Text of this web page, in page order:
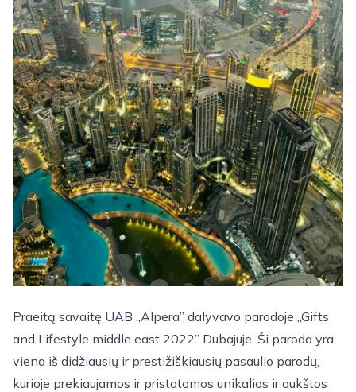
Praeitą savaitę UAB „Alpera” dalyvavo parodoje „Gifts
and Lifestyle middle east 2022” Dubajuje. Ši paroda yra
viena iš didžiausių ir prestižiškiausių pasaulio parodų,
kurioje prekiaujamos ir pristatomos unikalios ir aukštos